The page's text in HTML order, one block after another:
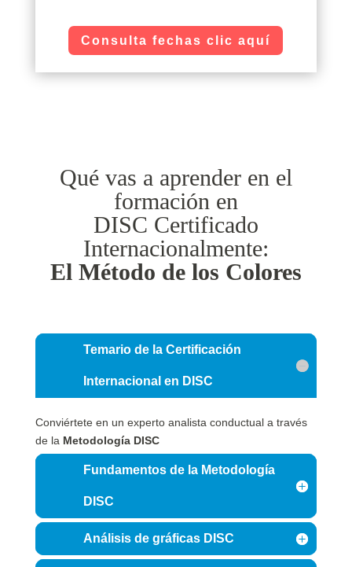
Consulta fechas clic aquí
Qué vas a aprender en el
formación en
DISC Certificado
Internacionalmente:
El Método de los Colores
Temario de la Certificación
Internacional en DISC
Conviértete en un experto analista conductual a través
de la Metodología DISC
Fundamentos de la Metodología
DISC
Análisis de gráficas DISC